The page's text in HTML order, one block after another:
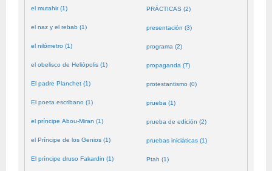
el mutahir (1)
el naz y el rebab (1)
el nilómetro (1)
el obelisco de Heliópolis (1)
El padre Planchet (1)
El poeta escribano (1)
el príncipe Abou-Miran (1)
el Príncipe de los Genios (1)
El príncipe druso Fakardin (1)
PRÁCTICAS (2)
presentación (3)
programa (2)
propaganda (7)
protestantismo (0)
prueba (1)
prueba de edición (2)
pruebas iniciáticas (1)
Ptah (1)